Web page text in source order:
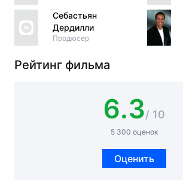
Себастьян
Дердилли
Продюсер
Рейтинг фильма
6.3/ 10
5 300 оценок
Оценить